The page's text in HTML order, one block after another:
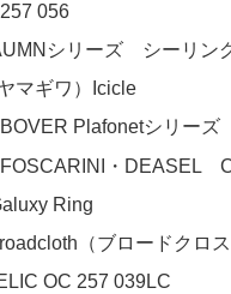
056
シリーズ シーリン
マギワ）Icicle
Plafonetシリーズ
・DEASEL
Ring
（ブロードクロ
OC 257 039LC